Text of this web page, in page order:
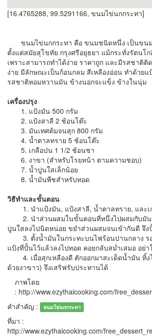
[16.4765288, 99.5291166, ขนมไข่นกกระทา]
ขนมไข่นกกระทา คือ ขนมชนิดหนึ่ง เป็นขน
ตั้งแต่สมัยสุโขทัย กรุงศรีอยุธยา แม้กระทั่งรัตนโ
เพราะสามารถทำได้ง่าย ราคาถูก และมีรสชาติ
ง่าย มีลักษณะเป็นก้อนกลม สีเหลืองอ่อน ทำด้วย
รสชาติหอมหวานมัน ข้างนอกจะแข็ง ข้างในนุ่ม
เครื่องปรุง
1. แป้งมัน 500 กรัม
2. แป้งสาลี 2 ช้อนโต๊ะ
3. มันเทศต้มจนสุก 800 กรัม
4. น้ำตาลทราย 5 ช้อนโต๊ะ
5. เกลือป่น 1 1/2 ช้อนชา
6. งาขา (สำหรับโรยหน้า ตามความชอบ)
7. น้ำปูนใสเล็กน้อย
8. น้ำมันพืชสำหรับทอด
วิธีทำและขั้นตอน
1. นำแป้งมัน, แป้งสาลี, น้ำตาลทราย, และเ
2. นำส่วนผสมในขั้นตอนที่หนึ่งไปผสมกับมัน
ปูนใสลงไปนิดหน่อย ขยำส่วนผสมจนเข้ากันดี จึง
3. ตั้งน้ำมันในกระทะบนไฟร้อนปานกลาง
แป้งที่ปั้นไว้แล้วลงไปทอด คอยกลับสม่ำเสมอ อย่า
4. เมื่อสุกเหลืองดี ตักออกมาสะเด็ดน้ำมัน ทิ้ง
ด้วยงาขาว) จึงเสริฟรับประทานได้
ภาพโดย
: http://www.ezythaicooking.com/
คำสำคัญ :
ขนมไข่นกกระทา
ที่มา :
http://www.ezythaicooking.com/